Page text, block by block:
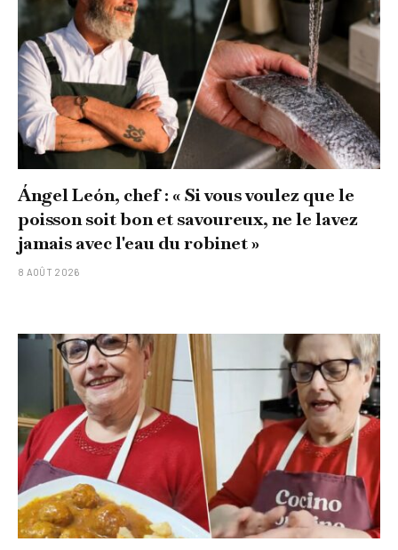
Ángel León, chef : « Si vous voulez que le
poisson soit bon et savoureux, ne le lavez
jamais avec l'eau du robinet »
8 AOÛT 2026